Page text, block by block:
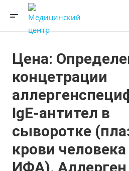
Цена:
концетрации
IgE-антител в
сыворотке
крови
ИФА). Аллерген